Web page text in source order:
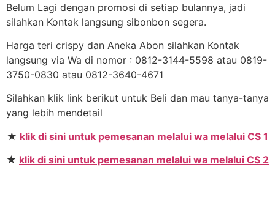
Belum Lagi dengan promosi di setiap bulannya, jadi
silahkan Kontak langsung sibonbon segera.
Harga teri crispy dan Aneka Abon silahkan Kontak
langsung via Wa di nomor : 0812-3144-5598 atau 0819-
3750-0830 atau 0812-3640-4671
Silahkan klik link berikut untuk Beli dan mau tanya-tanya
yang lebih mendetail
★ klik di sini untuk pemesanan melalui wa melalui CS 1
★ klik di sini untuk pemesanan melalui wa melalui CS 2